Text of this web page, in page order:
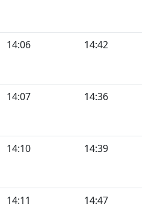
14:06 14:42
14:07 14:36
14:10 14:39
14:11 14:47